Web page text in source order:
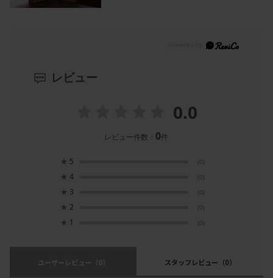
レビュー
0.0
レビュー件数： 0件
★ 5 (0)
★ 4 (0)
★ 3 (0)
★ 2 (0)
★ 1 (0)
ユーザーレビュー （0） スタッフレビュー （0）